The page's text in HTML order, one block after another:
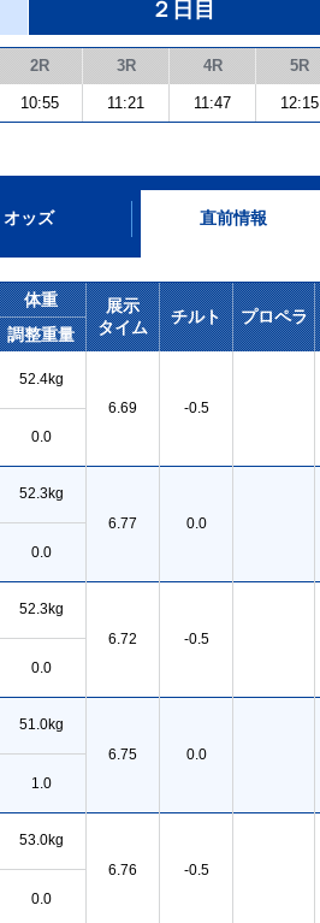
２日目
2R 3R 4R 5R
10:55 11:21 11:47 12:15
オッズ 直前情報
体重
展示
タイム
チルト プロペラ
調整重量
52.4kg
6.69
-0.5
0.0
52.3kg
6.77
0.0
0.0
52.3kg
6.72
-0.5
0.0
51.0kg
6.75
0.0
1.0
53.0kg
6.76
-0.5
0.0